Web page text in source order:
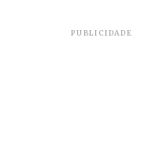
PUBLICIDADE